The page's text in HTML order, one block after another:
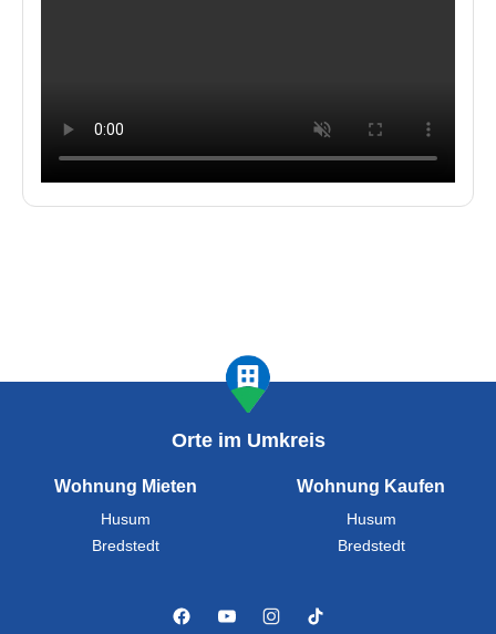
Orte im Umkreis
Wohnung Mieten
Husum
Bredstedt
Wohnung Kaufen
Husum
Bredstedt